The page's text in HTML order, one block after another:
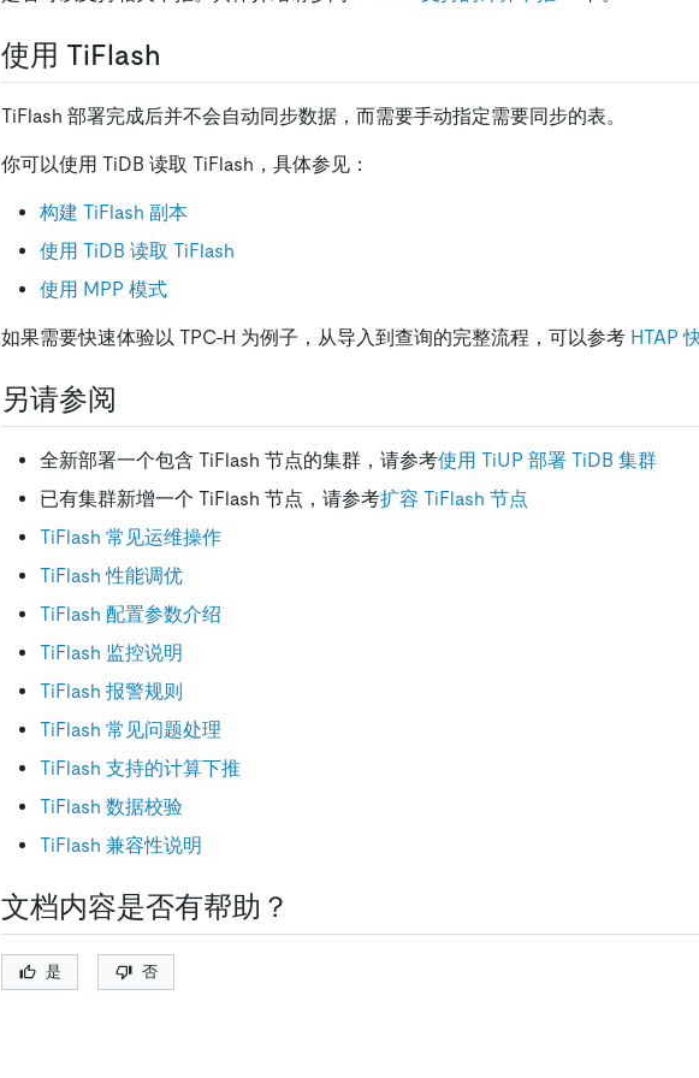
使用 TiFlash
TiFlash 部署完成后并不会自动同步数据，而需要手动指定需要同步的表。
你可以使用 TiDB 读取 TiFlash，具体参见：
构建 TiFlash 副本
使用 TiDB 读取 TiFlash
使用 MPP 模式
如果需要快速体验以 TPC-H 为例子，从导入到查询的完整流程，可以参考 HTAP
另请参阅
全新部署一个包含 TiFlash 节点的集群，请参考使用 TiUP 部署 TiDB 集群
已有集群新增一个 TiFlash 节点，请参考扩容 TiFlash 节点
TiFlash 常见运维操作
TiFlash 性能调优
TiFlash 配置参数介绍
TiFlash 监控说明
TiFlash 报警规则
TiFlash 常见问题处理
TiFlash 支持的计算下推
TiFlash 数据校验
TiFlash 兼容性说明
文档内容是否有帮助？
是 否